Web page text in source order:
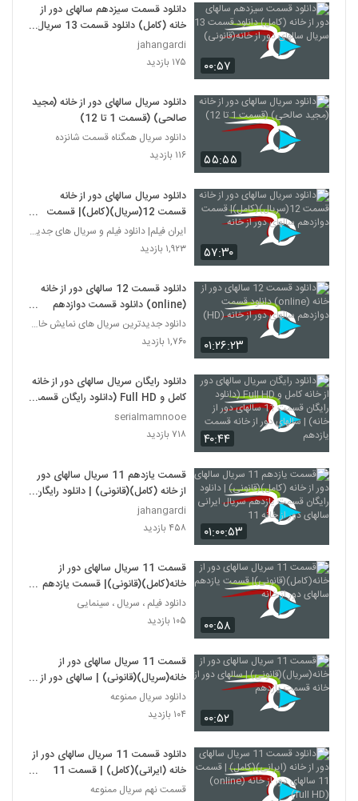
۰۰:۵۷
دانلود قسمت سیزدهم سالهای دور از
خانه (کامل) دانلود قسمت 13 سریال
سالهای دور از خانه(قانونی)
jahangardi
۱۷۵ بازدید
۵۵:۵۵
دانلود سریال سالهای دور از خانه (مجید
صالحی) (قسمت 1 تا 12)
دانلود سریال همگناه قسمت شانزده
۱۱۶ بازدید
۵۷:۳۰
دانلود سریال سالهای دور از خانه
قسمت 12(سریال)(کامل)| قسمت
دوازدهم سالهای دور از خانه
ایران فیلم| دانلود فیلم و سریال های جدید ایرانی
۱,۹۲۳ بازدید
۰۱:۲۶:۲۳
دانلود قسمت 12 سالهای دور از خانه
(online) دانلود قسمت دوازدهم
سالهای دور از خانه (HD)
دانلود جدیدترین سریال های نمایش خانگی
۱,۷۶۰ بازدید
۴۰:۴۴
دانلود رایگان سریال سالهای دور از خانه
کامل و Full HD (دانلود رایگان قسمت
11 سالهای دور از خانه) | سالهای دور از
خانه قسمت یازدهم
serialmamnooe
۷۱۸ بازدید
۰۱:۰۰:۵۳
قسمت یازدهم 11 سریال سالهای دور
از خانه (کامل)(قانونی) | دانلود رایگان
قسمت یازدهم سریال ایرانی سالهای
دور از خانه 11
jahangardi
۴۵۸ بازدید
۰۰:۵۸
قسمت 11 سریال سالهای دور از
خانه(کامل)(قانونی)| قسمت یازدهم
سالهای دور از خانه
دانلود فیلم ، سریال ، سینمایی
۱۰۵ بازدید
۰۰:۵۲
قسمت 11 سریال سالهای دور از
خانه(سریال)(قانونی) | سالهای دور از
خانه قسمت یازدهم
دانلود سریال ممنوعه
۱۰۴ بازدید
دانلود قسمت 11 سریال سالهای دور از
خانه (ایرانی)(کامل) | قسمت 11
قسمت نهم سریال ممنوعه